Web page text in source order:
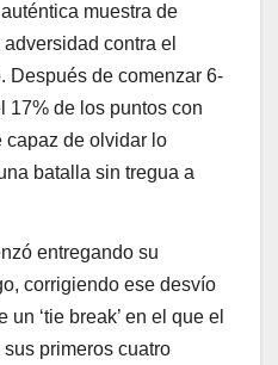
muestra de
contra el
Después de comenzar 6-
17% de los puntos con
capaz de olvidar lo
batalla sin tregua a
entregando su
corrigiendo ese desvío
‘tie break’ en el que el
primeros cuatro